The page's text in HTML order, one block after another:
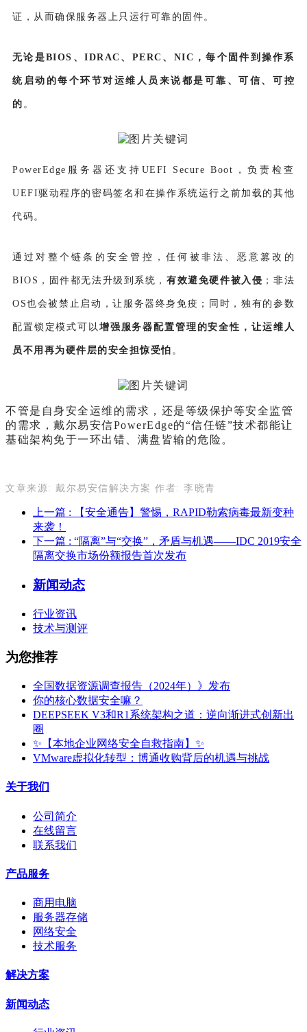
证，从而确保服务器上只运行可靠的固件。
无论是BIOS、IDRAC、PERC、NIC，每个固件到操作系
统启动的每个环节对运维人员来说都是可靠、可信、可控
的 。
PowerEdge服务器还支持UEFI Secure Boot，负责检查
UEFI驱动程序的密码签名和在操作系统运行之前加载的其他
代码。
通过对整个链条的安全管控，任何被非法、恶意篡改的
BIOS，固件都无法升级到系统，有效避免硬件被入侵 ；非法
OS也会被禁止启动，让服务器终身免疫；同时，独有的参数
配置锁定模式可以 增强服务器配置管理的安全性，让运维人
员不用再为硬件层的安全担惊受怕 。
不管是自身安全运维的需求，还是等级保护等安全监管
的需求，戴尔易安信PowerEdge的“信任链”技术都能让
基础架构免于一环出错、满盘皆输的危险。
文章来源: 戴尔易安信解决方案 作者: 李晓青
上一篇 : 【安全通告】警惕，RAPID勒索病毒最新变种
来袭！
下一篇 : “隔离”与“交换”，矛盾与机遇——IDC 2019安全
隔离交换市场份额报告首次发布
新闻动态
行业资讯
技术与测评
为您推荐
全国数据资源调查报告（2024年）》发布
你的核心数据安全嘛？
DEEPSEEK V3和R1系统架构之道：逆向渐进式创新出
圈
✨【本地企业网络安全自救指南】✨
VMware虚拟化转型：博通收购背后的机遇与挑战
关于我们
公司简介
在线留言
联系我们
产品服务
商用电脑
服务器存储
网络安全
技术服务
解决方案
新闻动态